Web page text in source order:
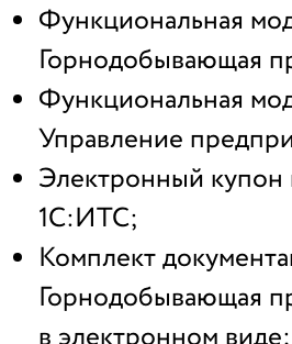
Функциональная
Горнодобывающая
Функциональная
Управление
Электронный купон
1С:ИТС;
Комплект
Горнодобывающая